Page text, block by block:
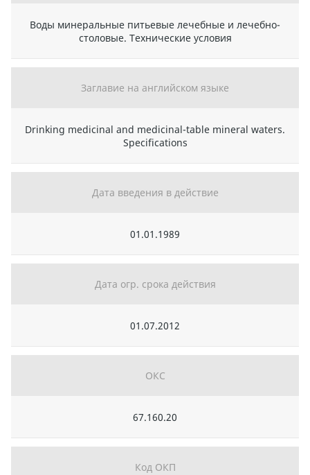
Воды минеральные питьевые лечебные и лечебно-
столовые. Технические условия
Заглавие на английском языке
Drinking medicinal and medicinal-table mineral waters.
Specifications
Дата введения в действие
01.01.1989
Дата огр. срока действия
01.07.2012
ОКС
67.160.20
Код ОКП